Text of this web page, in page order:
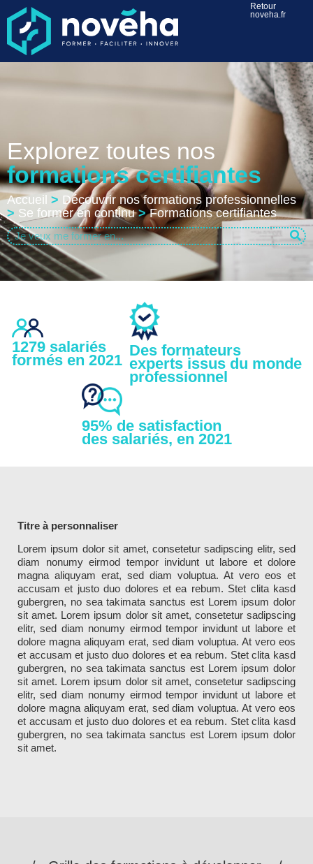
Retour
noveha.fr
Explorez toutes nos
formations certifiantes
Accueil > Découvrir nos formations professionnelles
> Se former en continu>Formations certifiantes
1279 salariés
formés en 2021
Des formateurs
experts issus du monde
professionnel
95% de satisfaction
des salariés, en 2021
Titre à personnaliser
Lorem ipsum dolor sit amet, consetetur sadipscing elitr, sed
diam nonumy eirmod tempor invidunt ut labore et dolore
magna aliquyam erat, sed diam voluptua. At vero eos et
accusam et justo duo dolores et ea rebum. Stet clita kasd
gubergren, no sea takimata sanctus est Lorem ipsum dolor
sit amet. Lorem ipsum dolor sit amet, consetetur sadipscing
elitr, sed diam nonumy eirmod tempor invidunt ut labore et
dolore magna aliquyam erat, sed diam voluptua. At vero eos
et accusam et justo duo dolores et ea rebum. Stet clita kasd
gubergren, no sea takimata sanctus est Lorem ipsum dolor
sit amet. Lorem ipsum dolor sit amet, consetetur sadipscing
elitr, sed diam nonumy eirmod tempor invidunt ut labore et
dolore magna aliquyam erat, sed diam voluptua. At vero eos
et accusam et justo duo dolores et ea rebum. Stet clita kasd
gubergren, no sea takimata sanctus est Lorem ipsum dolor
sit amet.